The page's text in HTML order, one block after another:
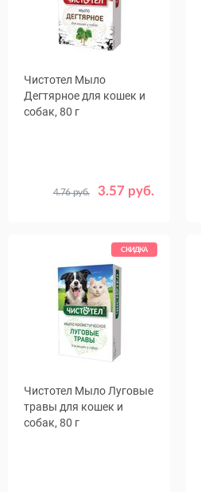
Чистотел Мыло
Дегтярное для кошек и
собак, 80 г
3.57 руб.
4.76 руб.
СКИДКА
Чистотел Мыло Луговые
травы для кошек и
собак, 80 г